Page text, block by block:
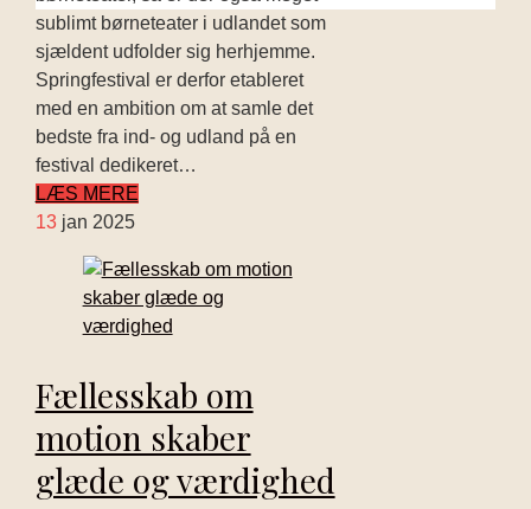
sublimt børneteater i udlandet som
sjældent udfolder sig herhjemme.
Springfestival er derfor etableret
med en ambition om at samle det
bedste fra ind- og udland på en
festival dedikeret…
LÆS MERE
13 jan 2025
Fællesskab om
motion skaber
glæde og værdighed